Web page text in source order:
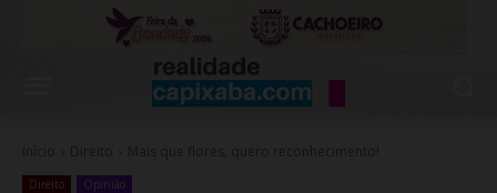
Direito Opinião